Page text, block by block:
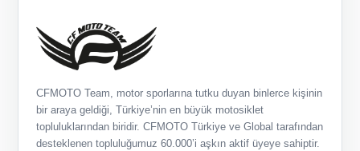
CFMOTO Team, motor sporlarına tutku duyan binlerce kişinin
bir araya geldiği, Türkiye’nin en büyük motosiklet
topluluklarından biridir. CFMOTO Türkiye ve Global tarafından
desteklenen topluluğumuz 60.000’i aşkın aktif üyeye sahiptir.